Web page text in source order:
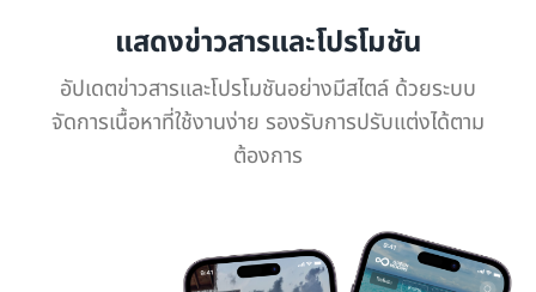
แสดงข่าวสารและโปรโมชัน
อัปเดตข่าวสารและโปรโมชันอย่างมีสไตล์ ด้วยระบบ
จัดการเนื้อหาที่ใช้งานง่าย รองรับการปรับแต่งได้ตาม
ต้องการ